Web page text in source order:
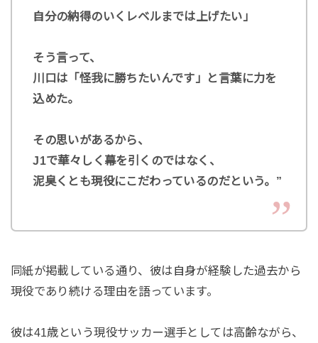
自分の納得のいくレベルまでは上げたい」
そう言って、
川口は「怪我に勝ちたいんです」と言葉に力を
込めた。
その思いがあるから、
J1で華々しく幕を引くのではなく、
泥臭くとも現役にこだわっているのだという。”
同紙が掲載している通り、彼は自身が経験した過去から
現役であり続ける理由を語っています。
彼は41歳という現役サッカー選手としては高齢ながら、